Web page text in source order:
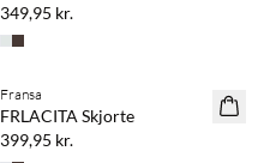
349,95 kr.
NYHED
Fransa
FRLACITA Skjorte
399,95 kr.